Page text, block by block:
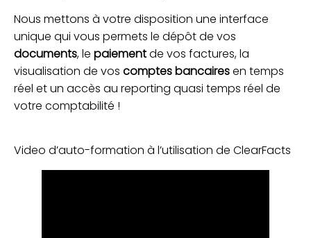
Nous mettons à votre disposition une interface
unique qui vous permets le dépôt de vos
documents, le paiementde vos factures, la
visualisation de vos comptes bancairesen temps
réel et un accès au reporting quasi temps réel de
votre comptabilité !
Video d’auto-formation à l’utilisation de ClearFacts